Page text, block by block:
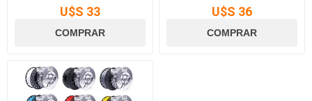
U$S 33 U$S 36